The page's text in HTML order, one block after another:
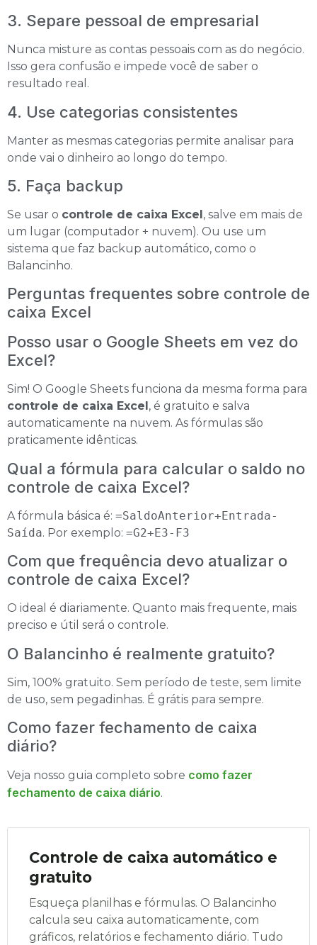
3. Separe pessoal de empresarial
Nunca misture as contas pessoais com as do negócio.
Isso gera confusão e impede você de saber o
resultado real.
4. Use categorias consistentes
Manter as mesmas categorias permite analisar para
onde vai o dinheiro ao longo do tempo.
5. Faça backup
Se usar o controle de caixa Excel, salve em mais de
um lugar (computador + nuvem). Ou use um
sistema que faz backup automático, como o
Balancinho.
Perguntas frequentes sobre controle de
caixa Excel
Posso usar o Google Sheets em vez do
Excel?
Sim! O Google Sheets funciona da mesma forma para
controle de caixa Excel , é gratuito e salva
automaticamente na nuvem. As fórmulas são
praticamente idênticas.
Qual a fórmula para calcular o saldo no
controle de caixa Excel?
A fórmula básica é: =SaldoAnterior+Entrada-
Saída. Por exemplo: =G2+E3-F3
Com que frequência devo atualizar o
controle de caixa Excel?
O ideal é diariamente. Quanto mais frequente, mais
preciso e útil será o controle.
O Balancinho é realmente gratuito?
Sim, 100% gratuito. Sem período de teste, sem limite
de uso, sem pegadinhas. É grátis para sempre.
Como fazer fechamento de caixa
diário?
Veja nosso guia completo sobre como fazer
fechamento de caixa diário.
Controle de caixa automático e
gratuito
Esqueça planilhas e fórmulas. O Balancinho
calcula seu caixa automaticamente, com
gráficos, relatórios e fechamento diário. Tudo